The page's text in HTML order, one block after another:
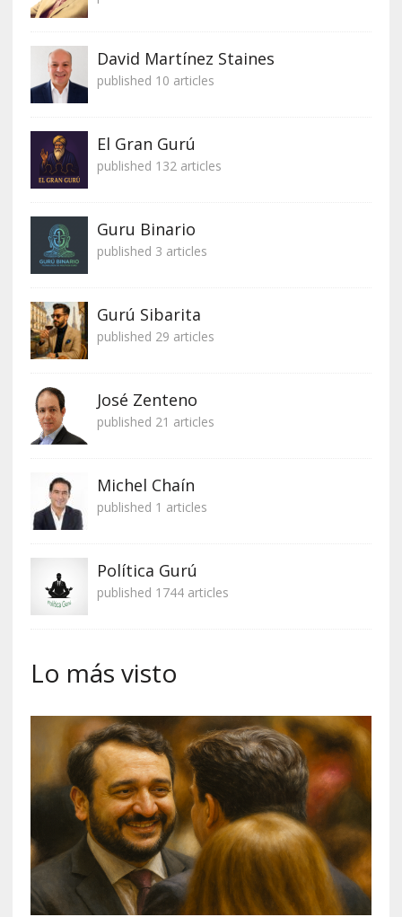
David Martínez Staines
published 10 articles
El Gran Gurú
published 132 articles
Guru Binario
published 3 articles
Gurú Sibarita
published 29 articles
José Zenteno
published 21 articles
Michel Chaín
published 1 articles
Política Gurú
published 1744 articles
Lo más visto